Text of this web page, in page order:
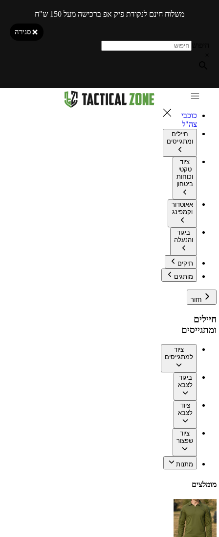
משלוח חינם לנקודת פיק אפ ברכישה מעל 150 ש"ח
סגירה
כוכבי
צה"ל
חיילים
ומתגייסים
ציוד
טקטי
וכוחות
ביטחון
אאוטדור
וקמפינג
ביגוד
והנעלה
תיקים
מותגים
חזור
חיילים
ומתגייסים
ציוד
למתגייסים
ביגוד
לצבא
ציוד
לצבא
ציוד
שפצור
מתנות
מומלצים